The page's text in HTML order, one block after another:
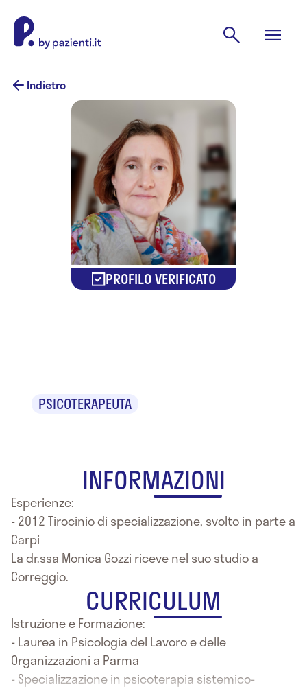
Indietro
PROFILO VERIFICATO
PSICOTERAPEUTA
INFORMAZIONI
Esperienze:
- 2012 Tirocinio di specializzazione, svolto in parte a
Carpi
La dr.ssa Monica Gozzi riceve nel suo studio a
Correggio.
CURRICULUM
Istruzione e Formazione:
- Laurea in Psicologia del Lavoro e delle
Organizzazioni a Parma
- Specializzazione in psicoterapia sistemico-